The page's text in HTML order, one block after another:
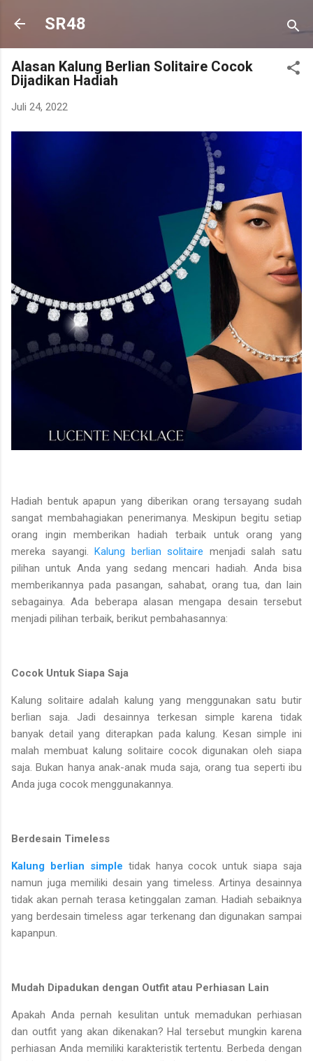
SR48
Alasan Kalung Berlian Solitaire Cocok
Dijadikan Hadiah
Juli 24, 2022
Hadiah bentuk apapun yang diberikan orang tersayang sudah
sangat membahagiakan penerimanya. Meskipun begitu setiap
orang ingin memberikan hadiah terbaik untuk orang yang
mereka sayangi.Kalung berlian solitaire menjadi salah satu
pilihan untuk Anda yang sedang mencari hadiah. Anda bisa
memberikannya pada pasangan, sahabat, orang tua, dan lain
sebagainya. Ada beberapa alasan mengapa desain tersebut
menjadi pilihan terbaik, berikut pembahasannya:
Cocok Untuk Siapa Saja
Kalung solitaire adalah kalung yang menggunakan satu butir
berlian saja. Jadi desainnya terkesan simple karena tidak
banyak detail yang diterapkan pada kalung. Kesan simple ini
malah membuat kalung solitaire cocok digunakan oleh siapa
saja. Bukan hanya anak-anak muda saja, orang tua seperti ibu
Anda juga cocok menggunakannya.
Berdesain Timeless
Kalung berlian simple tidak hanya cocok untuk siapa saja
namun juga memiliki desain yang timeless. Artinya desainnya
tidak akan pernah terasa ketinggalan zaman. Hadiah sebaiknya
yang berdesain timeless agar terkenang dan digunakan sampai
kapanpun.
Mudah Dipadukan dengan Outfit atau Perhiasan Lain
Apakah Anda pernah kesulitan untuk memadukan perhiasan
dan outfit yang akan dikenakan? Hal tersebut mungkin karena
perhiasan Anda memiliki karakteristik tertentu. Berbeda dengan